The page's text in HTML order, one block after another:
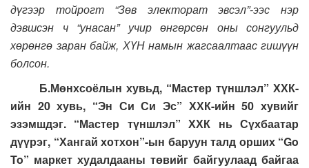
дүгээр тойрогт “Зөв электорат эвсэл”-ээс нэр
дэвшсэн ч “унасан” учир өнгөрсөн оны сонгуульд
хөрөнгө заран байж, ХҮН намын жагсаалтаас гишүүн
болсон.
Б.Мөнхсоёлын хувьд, “Мастер түншлэл” ХХК-
ийн 20 хувь, “Эн Си Си Эс” ХХК-ийн 50 хувийг
эзэмшдэг. “Мастер түншлэл” ХХК нь Сүхбаатар
дүүрэг, “Хангай хотхон”-ын баруун талд орших “Go
To” маркет худалдааны төвийг байгуулаад байгаа